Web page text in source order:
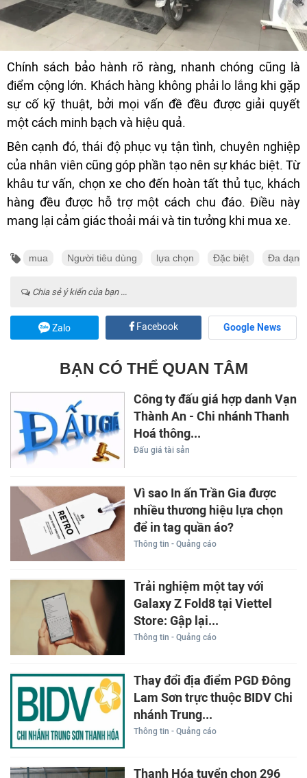
Chính sách bảo hành rõ ràng, nhanh chóng cũng là
điểm cộng lớn. Khách hàng không phải lo lắng khi gặp
sự cố kỹ thuật, bởi mọi vấn đề đều được giải quyết
một cách minh bạch và hiệu quả.
Bên cạnh đó, thái độ phục vụ tận tình, chuyên nghiệp
của nhân viên cũng góp phần tạo nên sự khác biệt. Từ
khâu tư vấn, chọn xe cho đến hoàn tất thủ tục, khách
hàng đều được hỗ trợ một cách chu đáo. Điều này
mang lại cảm giác thoải mái và tin tưởng khi mua xe.
mua Người tiêu dùng lựa chọn Đặc biệt Đa dạng
Chia sẻ ý kiến của bạn ...
Zalo Facebook Google News
BẠN CÓ THỂ QUAN TÂM
Công ty đấu giá hợp danh Vạn
Thành An - Chi nhánh Thanh
Hoá thông...
Đấu giá tài sản
Vì sao In ấn Trần Gia được
nhiều thương hiệu lựa chọn
để in tag quần áo?
Thông tin - Quảng cáo
Trải nghiệm một tay với
Galaxy Z Fold8 tại Viettel
Store: Gập lại...
Thông tin - Quảng cáo
Thay đổi địa điểm PGD Đông
Lam Sơn trực thuộc BIDV Chi
nhánh Trung...
Thông tin - Quảng cáo
Thanh Hóa tuyển chọn 296